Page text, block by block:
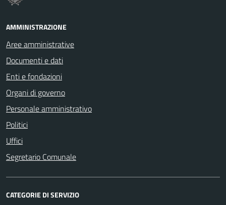
AMMINISTRAZIONE
Aree amministrative
Documenti e dati
Enti e fondazioni
Organi di governo
Personale amministrativo
Politici
Uffici
Segretario Comunale
CATEGORIE DI SERVIZIO